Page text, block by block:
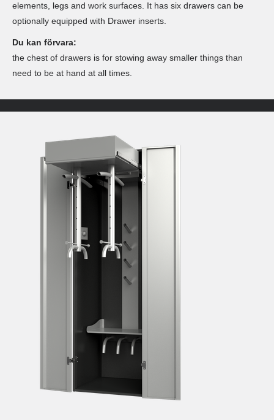
elements, legs and work surfaces. It has six drawers can be
optionally equipped with Drawer inserts.
Du kan förvara:
the chest of drawers is for stowing away smaller things than
need to be at hand at all times.